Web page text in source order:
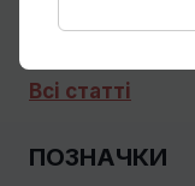
Всі статті
ПОЗНАЧКИ